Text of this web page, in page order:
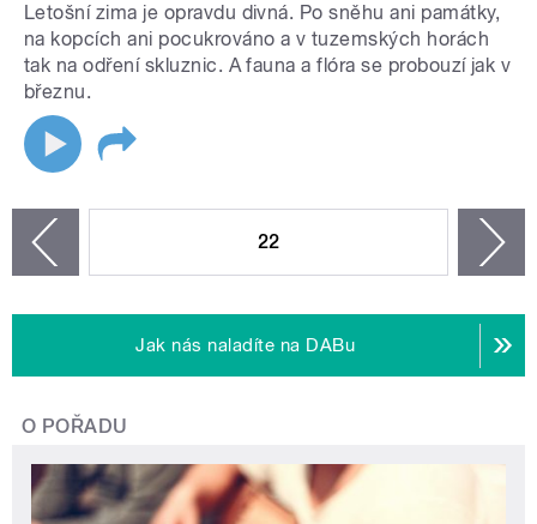
Letošní zima je opravdu divná. Po sněhu ani památky,
na kopcích ani pocukrováno a v tuzemských horách
tak na odření skluznic. A fauna a flóra se probouzí jak v
březnu.
22
Jak nás naladíte na DABu
O POŘADU